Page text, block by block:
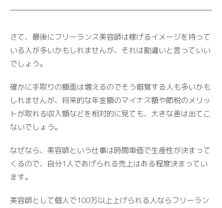
さて、最後にフリーランス美容師は稼げるイメージを持って
いる人が多いかもしれませんが、それは勘違いと言っていい
でしょう。
確かに手取りの額面は増えるのでそう錯覚する人も多いかも
しれませんが、将来的な年金額のマイナス額や節税のメリッ
トが取れる収入額などを相対的に見ても、大きな差は出てこ
ないでしょう。
なぜなら、美容師という仕事は時間単価で生産性が決まって
くるので、自分1人であげられる売上はある程度決まってい
ます。
美容師として個人で100万以上上げられる人ならフリーラン